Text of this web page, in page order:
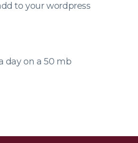
to your wordpress
day on a 50 mb